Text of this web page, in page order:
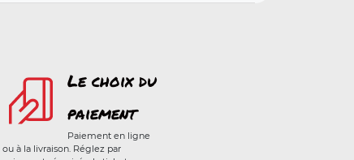
Le choix du
paiement
Paiement en ligne
ou à la livraison. Réglez par